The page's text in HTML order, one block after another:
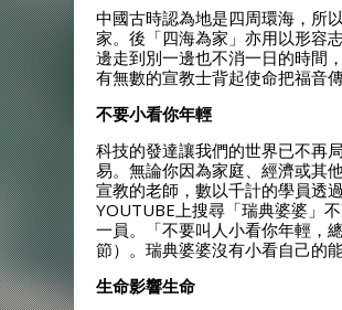
中國古時認為地是四周環海，所
家。後「四海為家」亦用以形容
邊走到別一邊也不消一日的時間
有無數的宣教士背起使命把福音
不要小看你年輕
科技的發達讓我們的世界已不再
易。無論你因為家庭、經濟或其
宣教的老師，數以千計的學員透
YOUTUBE上搜尋「瑞典婆婆」
一員。「不要叫人小看你年輕，
節）。瑞典婆婆沒有小看自己的
生命影響生命